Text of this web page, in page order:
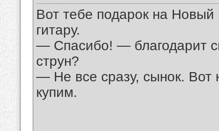
Вот тебе подарок на Новый
гитару.
— Спасибо! — благодарит
струн?
— Не все сразу, сынок. Вот
купим.